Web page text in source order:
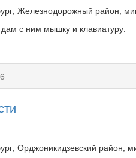
Железнодорожный район,
с ним мышку и клавиатуру.
Орджоникидзевский район,